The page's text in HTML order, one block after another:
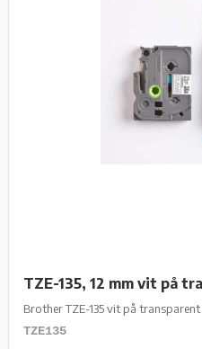
TZE-135, 12 mm vit på
Brother TZE-135 vit på
TZE135